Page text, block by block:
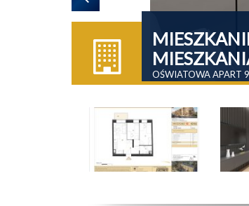
OŚWIATOWA APART